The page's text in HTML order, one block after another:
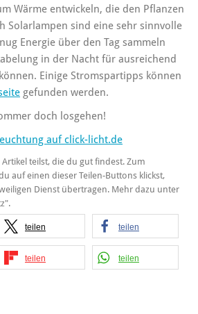
Wärme entwickeln, die den Pflanzen
Solarlampen sind eine sehr sinnvolle
Energie über den Tag sammeln
in der Nacht für ausreichend
Einige Stromspartipps können
gefunden werden.
doch losgehen!
auf click-licht.de
teilst, die du gut findest. Zum
auf einen dieser Teilen-Buttons klickst,
Dienst übertragen. Mehr dazu unter
teilen teilen
teilen teilen